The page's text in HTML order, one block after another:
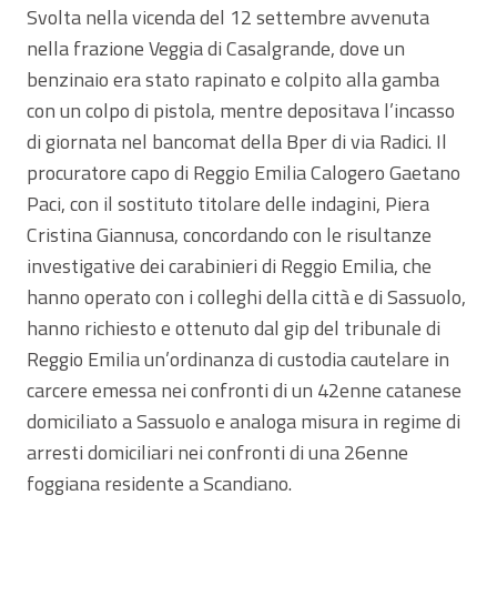
Svolta nella vicenda del 12 settembre avvenuta
nella frazione Veggia di Casalgrande, dove un
benzinaio era stato rapinato e colpito alla gamba
con un colpo di pistola, mentre depositava l’incasso
di giornata nel bancomat della Bper di via Radici. Il
procuratore capo di Reggio Emilia Calogero Gaetano
Paci, con il sostituto titolare delle indagini, Piera
Cristina Giannusa, concordando con le risultanze
investigative dei carabinieri di Reggio Emilia, che
hanno operato con i colleghi della città e di Sassuolo,
hanno richiesto e ottenuto dal gip del tribunale di
Reggio Emilia un’ordinanza di custodia cautelare in
carcere emessa nei confronti di un 42enne catanese
domiciliato a Sassuolo e analoga misura in regime di
arresti domiciliari nei confronti di una 26enne
foggiana residente a Scandiano.